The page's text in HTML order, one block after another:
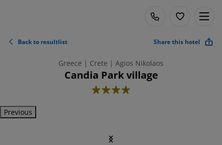
Back to resultlist Share this hotel
Greece | Crete | Agios Nikolaos
Candia Park village
4
Previous